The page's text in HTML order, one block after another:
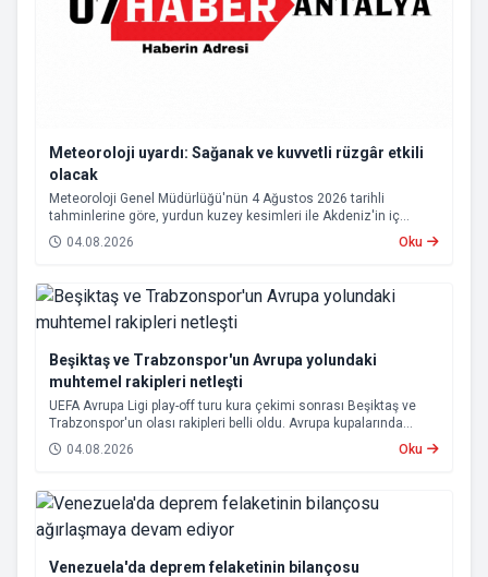
Meteoroloji uyardı: Sağanak ve kuvvetli rüzgâr etkili
olacak
Meteoroloji Genel Müdürlüğü'nün 4 Ağustos 2026 tarihli
tahminlerine göre, yurdun kuzey kesimleri ile Akdeniz'in iç
bölgelerinde yer yer sağanak ve gök gürültülü sağanak yağış
bekleniyor.
04.08.2026 Oku
Beşiktaş ve Trabzonspor'un Avrupa yolundaki
muhtemel rakipleri netleşti
UEFA Avrupa Ligi play-off turu kura çekimi sonrası Beşiktaş ve
Trabzonspor'un olası rakipleri belli oldu. Avrupa kupalarında
yoluna devam eden Beşiktaş ve Trabzonspor, grup aşamasına
kalabilmek için kritik eşleşmelerle karşı karşıya gelecek.
04.08.2026 Oku
Venezuela'da deprem felaketinin bilançosu